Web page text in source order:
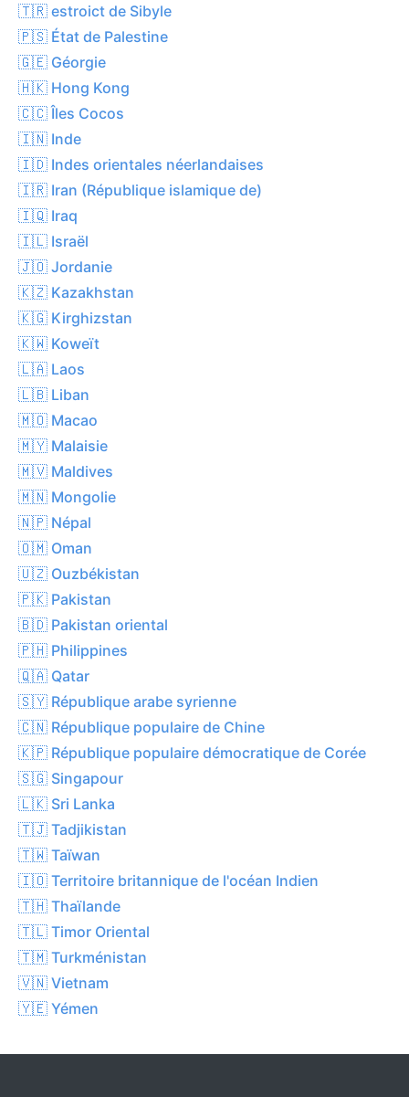
🇹🇷 estroict de Sibyle
🇵🇸 État de Palestine
🇬🇪 Géorgie
🇭🇰 Hong Kong
🇨🇨 Îles Cocos
🇮🇳 Inde
🇮🇩 Indes orientales néerlandaises
🇮🇷 Iran (République islamique de)
🇮🇶 Iraq
🇮🇱 Israël
🇯🇴 Jordanie
🇰🇿 Kazakhstan
🇰🇬 Kirghizstan
🇰🇼 Koweït
🇱🇦 Laos
🇱🇧 Liban
🇲🇴 Macao
🇲🇾 Malaisie
🇲🇻 Maldives
🇲🇳 Mongolie
🇳🇵 Népal
🇴🇲 Oman
🇺🇿 Ouzbékistan
🇵🇰 Pakistan
🇧🇩 Pakistan oriental
🇵🇭 Philippines
🇶🇦 Qatar
🇸🇾 République arabe syrienne
🇨🇳 République populaire de Chine
🇰🇵 République populaire démocratique de Corée
🇸🇬 Singapour
🇱🇰 Sri Lanka
🇹🇯 Tadjikistan
🇹🇼 Taïwan
🇮🇴 Territoire britannique de l'océan Indien
🇹🇭 Thaïlande
🇹🇱 Timor Oriental
🇹🇲 Turkménistan
🇻🇳 Vietnam
🇾🇪 Yémen